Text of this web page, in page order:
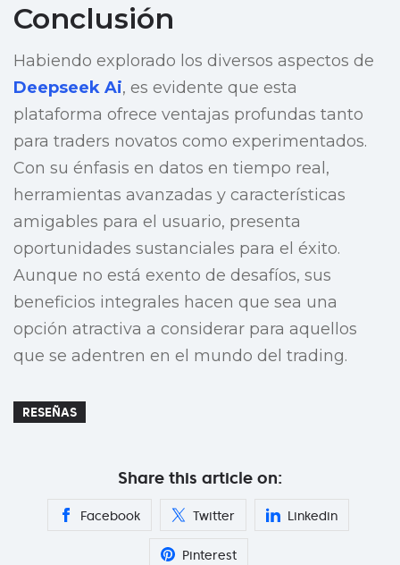
Conclusión
Habiendo explorado los diversos aspectos de
Deepseek Ai, es evidente que esta
plataforma ofrece ventajas profundas tanto
para traders novatos como experimentados.
Con su énfasis en datos en tiempo real,
herramientas avanzadas y características
amigables para el usuario, presenta
oportunidades sustanciales para el éxito.
Aunque no está exento de desafíos, sus
beneficios integrales hacen que sea una
opción atractiva a considerar para aquellos
que se adentren en el mundo del trading.
RESEÑAS
Share this article on:
Facebook Twitter Linkedin
Pinterest